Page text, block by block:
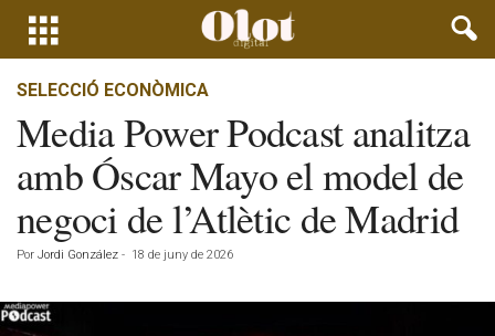
SELECCIÓ ECONÒMICA
Media Power Podcast analitza
amb Óscar Mayo el model de
negoci de l’Atlètic de Madrid
Por Jordi González - 18 de juny de 2026